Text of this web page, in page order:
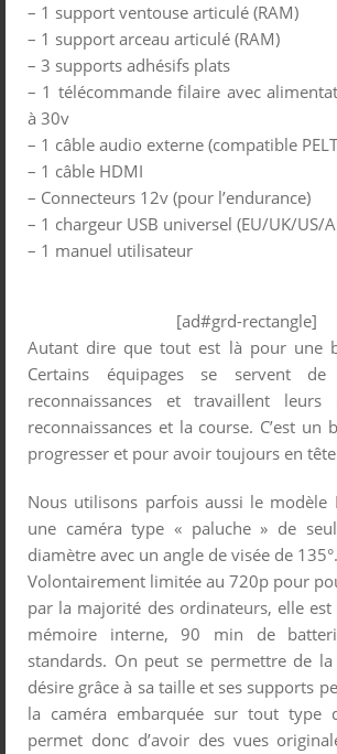
– 1 support ventouse articulé (RAM)
– 1 support arceau articulé (RAM)
– 3 supports adhésifs plats
– 1 télécommande filaire avec
à 30v
– 1 câble audio externe (compatible
– 1 câble HDMI
– Connecteurs 12v (pour l’endurance)
– 1 chargeur USB universel (EU/UK/US/
– 1 manuel utilisateur
[ad#grd-rectangle]
Autant dire que tout est là pour une
Certains équipages se servent
reconnaissances et travaillent
reconnaissances et la course. C’est
progresser et pour avoir toujours en tête
Nous utilisons parfois aussi le modèle
une caméra type « paluche » de
diamètre avec un angle de visée de 135°.
Volontairement limitée au 720p pour
par la majorité des ordinateurs, elle
mémoire interne, 90 min de
standards. On peut se permettre de
désire grâce à sa taille et ses supports
la caméra embarquée sur tout type
permet donc d’avoir des vues